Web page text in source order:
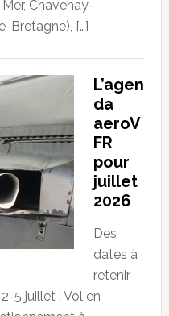
Chavenay-
Bretagne), […]
L’agen
da
aeroV
FR
pour
juillet
2026
Des
dates à
retenir
5 juillet : Vol en